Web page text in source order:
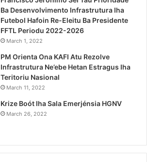
Ba Desenvolvimento Infrastrutura Iha
Futebol Hafoin Re-Eleitu Ba Presidente
FFTL Periodu 2022-2026
March 1, 2022
PM Orienta Ona KAFI Atu Rezolve
Infrastrutura Ne’ebe Hetan Estragus Iha
Teritoriu Nasional
March 11, 2022
Krize Boót Iha Sala Emerjénsia HGNV
March 26, 2022